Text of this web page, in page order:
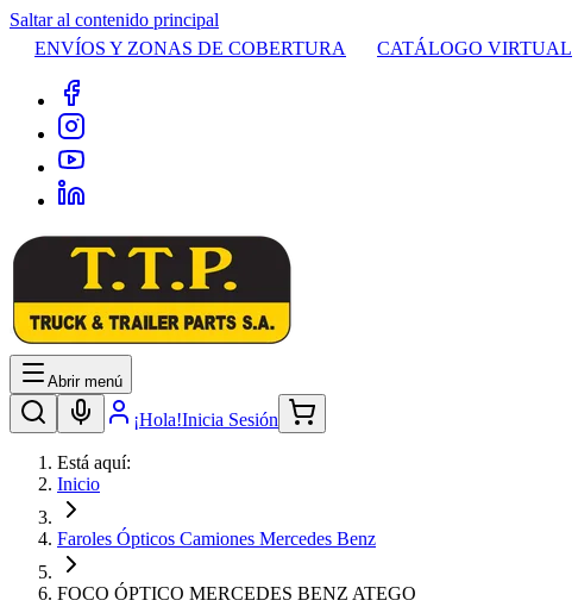
Saltar al contenido principal
ENVÍOS Y ZONAS DE COBERTURA
CATÁLOGO VIRTUAL
Abrir menú
¡Hola!Inicia Sesión
Está aquí:
Inicio
Faroles Ópticos Camiones Mercedes Benz
FOCO ÓPTICO MERCEDES BENZ ATEGO